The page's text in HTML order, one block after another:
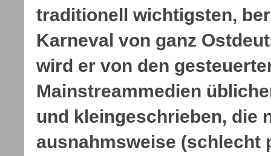
traditionell wichtigsten,
Karneval von ganz
wird er von den
Mainstreammedien
und kleingeschrieben, die
ausnahmsweise (schlecht